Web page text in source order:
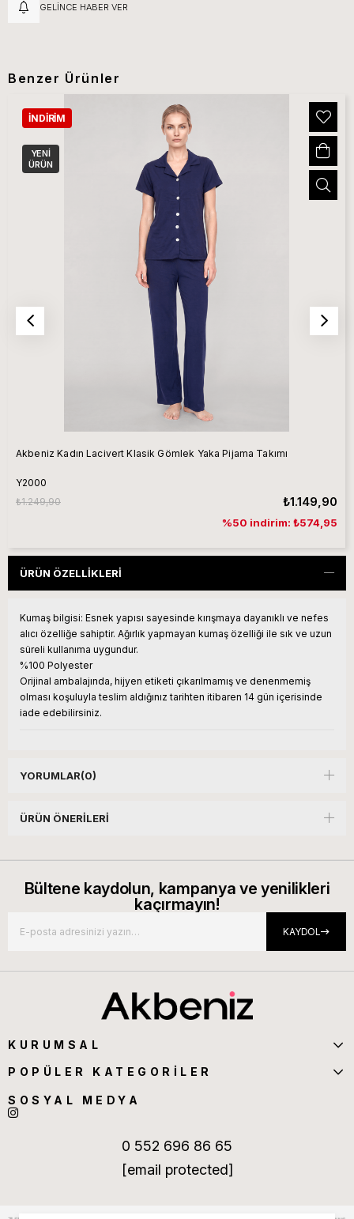
GELINCE HABER VER
Benzer Ürünler
Akbeniz Kadın Lacivert Klasik Gömlek Yaka Pijama Takımı
Y2000
₺1.149,90
₺1.249,90
%50 indirim: ₺574,95
İNDIRIM
YENI
ÜRÜN
ÜRÜN ÖZELLIKLERI
Kumaş bilgisi: Esnek yapısı sayesinde kırışmaya dayanıklı ve nefes
alıcı özelliğe sahiptir. Ağırlık yapmayan kumaş özelliği ile sık ve uzun
süreli kullanıma uygundur.
%100 Polyester
Orijinal ambalajında, hijyen etiketi çıkarılmamış ve denenmemiş
olması koşuluyla teslim aldığınız tarihten itibaren 14 gün içerisinde
iade edebilirsiniz.
YORUMLAR(0)
ÜRÜN ÖNERILERI
Bültene kaydolun, kampanya ve yenilikleri
kaçırmayın!
KAYDOL
KURUMSAL
POPÜLER KATEGORİLER
SOSYAL MEDYA
0 552 696 86 65
[email protected]